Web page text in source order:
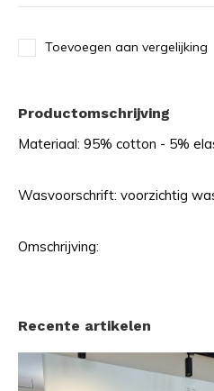
Toevoegen aan vergelijking
Productomschrijving
Materiaal: 95% cotton - 5%
Wasvoorschrift: voorzichtig
Omschrijving:
Recente artikelen